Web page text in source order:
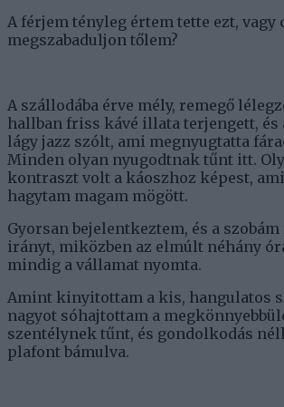
A férjem tényleg értem tette ezt, vagy
megszabaduljon tőlem?
A szállodába érve mély, remegő
hallban friss kávé illata terjengett, és
lágy jazz szólt, ami megnyugtatta
Minden olyan nyugodtnak tűnt itt.
kontraszt volt a káoszhoz képest,
hagytam magam mögött.
Gyorsan bejelentkeztem, és a
irányt, miközben az elmúlt néhány
mindig a vállamat nyomta.
Amint kinyitottam a kis, hangulatos
nagyot sóhajtottam a
szentélynek tűnt, és gondolkodás
plafont bámulva.